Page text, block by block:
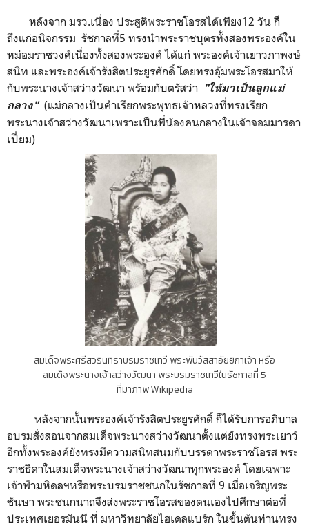
หลังจาก มรว.เนื่อง ประสูติพระราชโอรสได้เพียง12 วัน ก็ิ
ถึงแก่อนิจกรรม รัชกาลที่5 ทรงนำพระราชบุตรทั้งสองพระองค์ใน
หม่อมราชวงศ์เนื่องทั้งสองพระองค์ ได้แก่ พระองค์เจ้าเยาวภาพงษ์
สนิท และพระองค์เจ้ารังสิตประยูรศักดิ์ โดยทรงอุ้มพระโอรสมาให้
กับพระนางเจ้าสว่างวัฒนา พร้อมกับตรัสว่า
"ให้มาเป็นลูกแม่
กลาง" (แม่กลางเป็นคำเรียกพระพุทธเจ้าหลวงที่ทรงเรียก
พระนางเจ้าสว่างวัฒนาเพราะเป็นพี่น้องคนกลางในเจ้าจอมมารดา
เปี่ยม)
สมเด็จพระศรีสวรินทิราบรมราชเทวี พระพันวัสสาอัยยิกาเจ้า หรือ
สมเด็จพระนางเจ้าสว่างวัฒนา พระบรมราชเทวีในรัชกาลที่ 5
ที่มาภาพ Wikipedia
หลังจากนั้นพระองค์เจ้ารังสิตประยูรศักดิ์ ก็ได้รับการอภิบาล
อบรมสั่งสอนจากสมเด็จพระนางสว่างวัฒนาตั้งแต่ยังทรงพระเยาว์
อีกทั้งพระองค์ยังทรงมีความสนิทสนมกับบรรดาพระราชโอรส พระ
ราชธิดาในสมเด็จพระนางเจ้าสว่างวัฒนาทุกพระองค์ โดยเฉพาะ
เจ้าฟ้ามหิดลฯหรือพระบรมราชชนกในรัชกาลที่ 9 เมื่อเจริญพระ
ชันษา พระชนกนาถจึงส่งพระราชโอรสของตนเองไปศึกษาต่อที่
ประเทศเยอรมันนี ที่ มหาวิทยาลัยไฮเดลแบร์ก ในขั้นต้นท่านทรง